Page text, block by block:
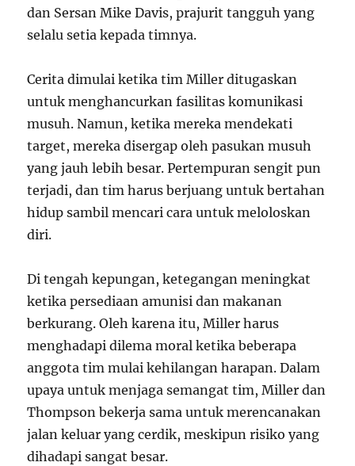
dan Sersan Mike Davis, prajurit tangguh yang
selalu setia kepada timnya.
Cerita dimulai ketika tim Miller ditugaskan
untuk menghancurkan fasilitas komunikasi
musuh. Namun, ketika mereka mendekati
target, mereka disergap oleh pasukan musuh
yang jauh lebih besar. Pertempuran sengit pun
terjadi, dan tim harus berjuang untuk bertahan
hidup sambil mencari cara untuk meloloskan
diri.
Di tengah kepungan, ketegangan meningkat
ketika persediaan amunisi dan makanan
berkurang. Oleh karena itu, Miller harus
menghadapi dilema moral ketika beberapa
anggota tim mulai kehilangan harapan. Dalam
upaya untuk menjaga semangat tim, Miller dan
Thompson bekerja sama untuk merencanakan
jalan keluar yang cerdik, meskipun risiko yang
dihadapi sangat besar.